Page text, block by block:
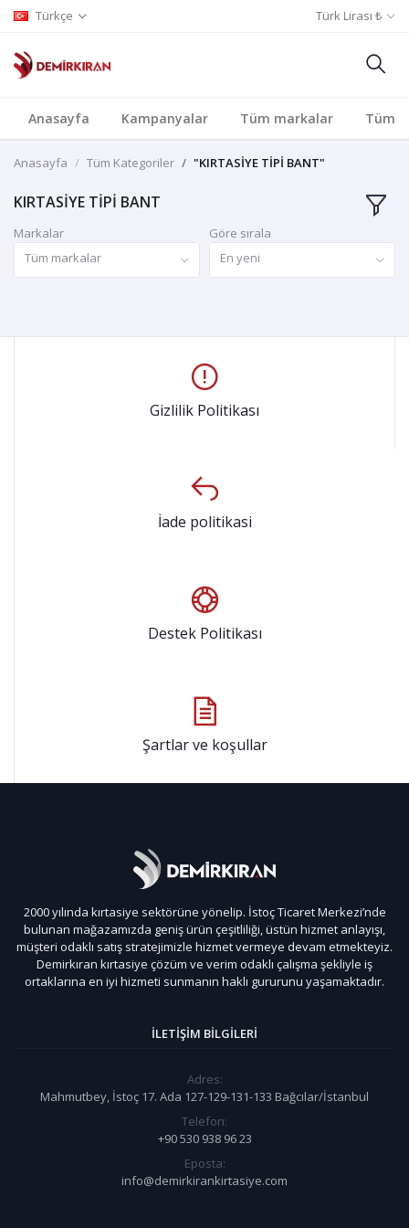
Türkçe Türk Lirası ₺
Anasayfa Kampanyalar Tüm markalar Tüm
Anasayfa Tüm Kategoriler "KIRTASİYE TİPİ BANT"
KIRTASİYE TİPİ BANT
Markalar
Tüm markalar
Göre sırala
En yeni
Gizlilik Politikası
İade politikasi
Destek Politikası
Şartlar ve koşullar
2000 yılında kırtasiye sektörüne yönelip. İstoç Ticaret Merkezi’nde
bulunan mağazamızda geniş ürün çeşitliliği, üstün hizmet anlayışı,
müşteri odaklı satış stratejimizle hizmet vermeye devam etmekteyiz.
Demirkıran kırtasiye çözüm ve verim odaklı çalışma şekliyle iş
ortaklarına en iyi hizmeti sunmanın haklı gururunu yaşamaktadır.
İLETIŞIM BILGILERI
Adres:
Mahmutbey, İstoç 17. Ada 127-129-131-133 Bağcılar/İstanbul
Telefon:
+90 530 938 96 23
Eposta:
info@demirkirankirtasiye.com